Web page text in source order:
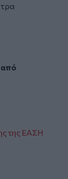
από
της ΕΑΣΗ